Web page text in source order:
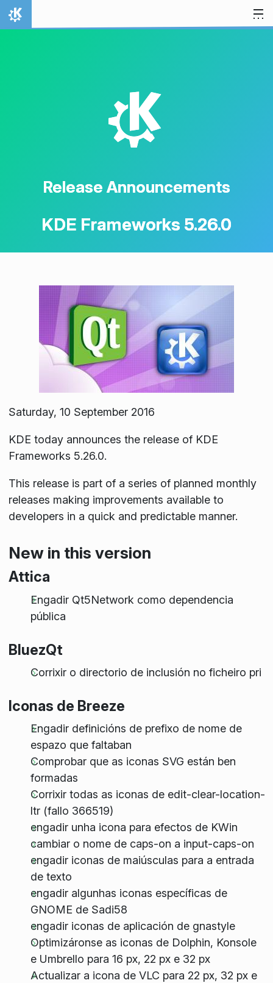
Skip to content
Home
K
Release Announcements
KDE Frameworks 5.26.0
Saturday, 10 September 2016
KDE today announces the release of KDE
Frameworks 5.26.0.
This release is part of a series of planned monthly
releases making improvements available to
developers in a quick and predictable manner.
New in this version
Attica
Engadir Qt5Network como dependencia
pública
BluezQt
Corrixir o directorio de inclusión no ficheiro pri
Iconas de Breeze
Engadir definicións de prefixo de nome de
espazo que faltaban
Comprobar que as iconas SVG están ben
formadas
Corrixir todas as iconas de edit-clear-location-
ltr (fallo 366519)
engadir unha icona para efectos de KWin
cambiar o nome de caps-on a input-caps-on
engadir iconas de maiúsculas para a entrada
de texto
engadir algunhas iconas específicas de
GNOME de Sadi58
engadir iconas de aplicación de gnastyle
Optimizáronse as iconas de Dolphin, Konsole
e Umbrello para 16 px, 22 px e 32 px
Actualizar a icona de VLC para 22 px, 32 px e